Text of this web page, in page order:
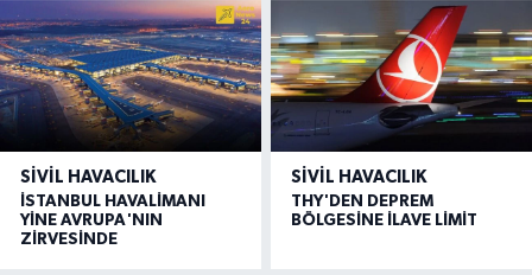
SIVIL HAVACILIK
İSTANBUL HAVALİMANI
YİNE AVRUPA'NIN
ZİRVESİNDE
SIVIL HAVACILIK
THY'DEN DEPREM
BÖLGESİNE İLAVE LİMİT